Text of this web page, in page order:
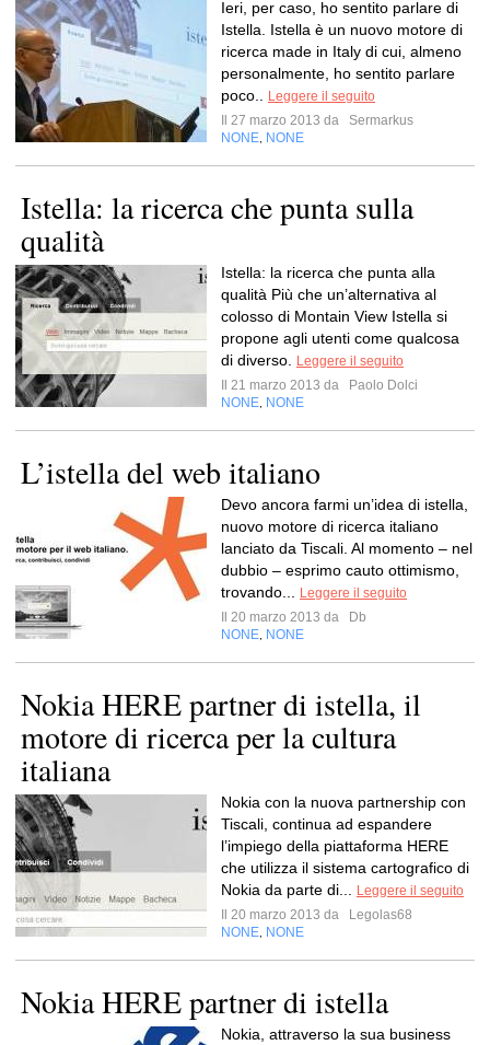
Ieri, per caso, ho sentito parlare di
Istella. Istella è un nuovo motore di
ricerca made in Italy di cui, almeno
personalmente, ho sentito parlare
poco..
Leggere il seguito
Il 27 marzo 2013 da
Sermarkus
NONE NONE
Istella: la ricerca che punta sulla
qualità
Istella: la ricerca che punta alla
qualità Più che un’alternativa al
colosso di Montain View Istella si
propone agli utenti come qualcosa
di diverso.
Leggere il seguito
Il 21 marzo 2013 da
Paolo Dolci
NONE NONE
L’istella del web italiano
Devo ancora farmi un’idea di istella,
nuovo motore di ricerca italiano
lanciato da Tiscali. Al momento – nel
dubbio – esprimo cauto ottimismo,
trovando...
Leggere il seguito
Il 20 marzo 2013 da
Db
NONE NONE
Nokia HERE partner di istella, il
motore di ricerca per la cultura
italiana
Nokia con la nuova partnership con
Tiscali, continua ad espandere
l’impiego della piattaforma HERE
che utilizza il sistema cartografico di
Nokia da parte di...
Leggere il seguito
Il 20 marzo 2013 da
Legolas68
NONE NONE
Nokia HERE partner di istella
Nokia, attraverso la sua business